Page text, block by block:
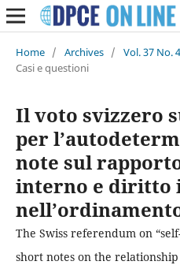
Home / Archives / Vol. 37 No.
Casi e questioni
Il voto svizzero
per
note sul
interno e diritto
The Swiss referendum on
short notes on the